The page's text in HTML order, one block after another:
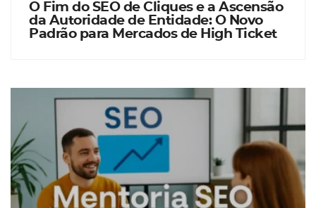
O Fim do SEO de Cliques e a Ascensão
da Autoridade de Entidade: O Novo
Padrão para Mercados de High Ticket